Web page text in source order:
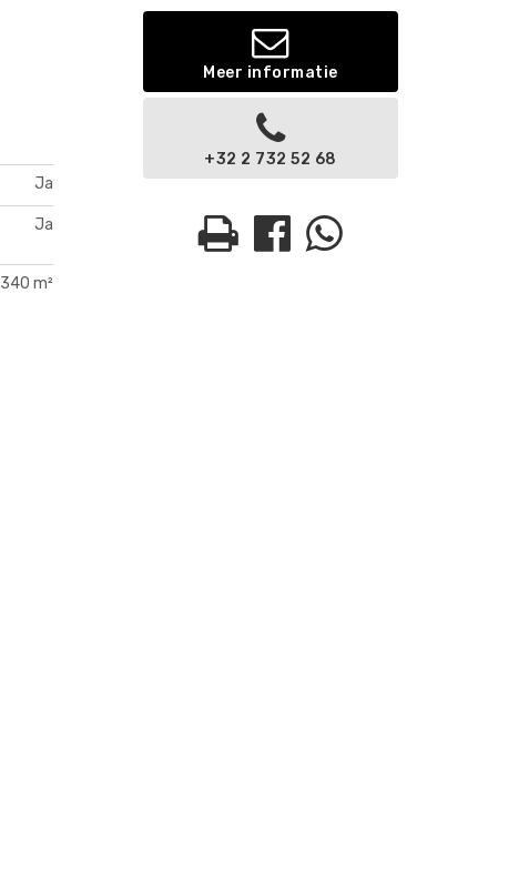
Ja
Ja
340 m²
Meer informatie
+32 2 732 52 68